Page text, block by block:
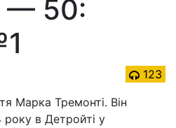
— 50:
123
Марка Тремонті. Він
року в Детройті у